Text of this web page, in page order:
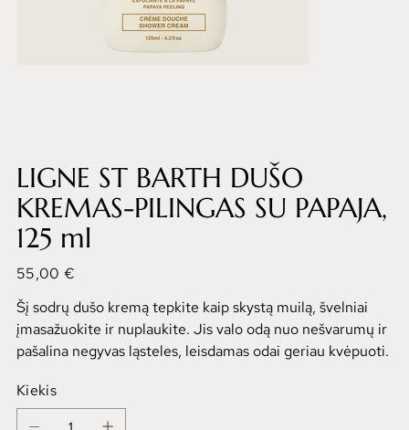
LIGNE ST BARTH DUŠO
KREMAS-PILINGAS SU PAPAJA,
125 ml
Kaina
55,00 €
Šį sodrų dušo kremą tepkite kaip skystą muilą, švelniai
įmasažuokite ir nuplaukite. Jis valo odą nuo nešvarumų ir
pašalina negyvas ląsteles, leisdamas odai geriau kvėpuoti.
Kiekis